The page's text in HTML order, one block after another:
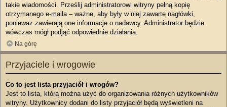
takie wiadomości. Prześlij administratorowi witryny pełną kopię
otrzymanego e-maila – ważne, aby były w niej zawarte nagłówki,
ponieważ zawierają one informacje o nadawcy. Administrator będzie
wówczas mógł podjąć odpowiednie działania.
Na górę
Przyjaciele i wrogowie
Co to jest lista przyjaciół i wrogów?
Jest to lista, którą można użyć do organizowania różnych użytkowników
witryny. Użytkownicy dodani do listy przyjaciół będą wyświetleni na